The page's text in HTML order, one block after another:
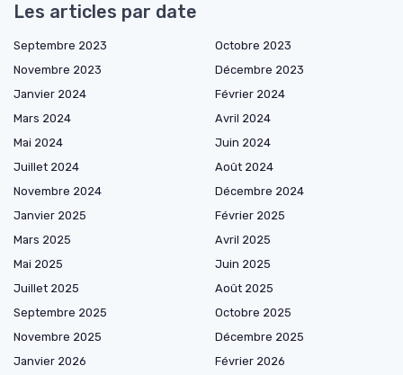
Les articles par date
Septembre 2023
Octobre 2023
Novembre 2023
Décembre 2023
Janvier 2024
Février 2024
Mars 2024
Avril 2024
Mai 2024
Juin 2024
Juillet 2024
Août 2024
Novembre 2024
Décembre 2024
Janvier 2025
Février 2025
Mars 2025
Avril 2025
Mai 2025
Juin 2025
Juillet 2025
Août 2025
Septembre 2025
Octobre 2025
Novembre 2025
Décembre 2025
Janvier 2026
Février 2026